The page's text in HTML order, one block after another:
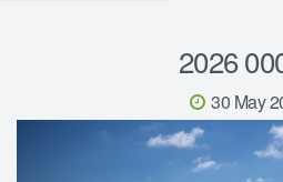
2026
30 May